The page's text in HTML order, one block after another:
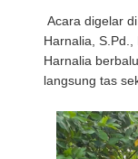
Acara digelar
Harnalia,
Harnalia
langsung tas